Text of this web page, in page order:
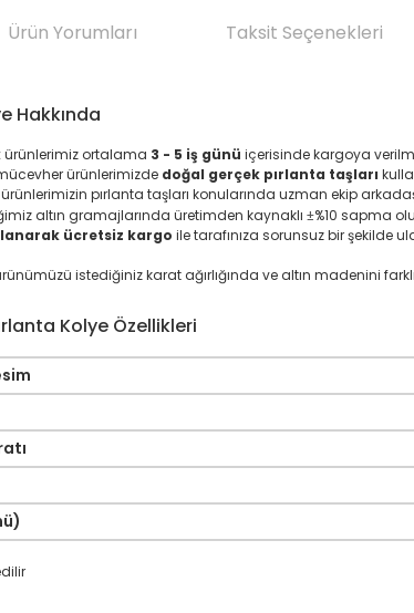
Ürün Yorumları Taksit Seçenekleri
Hakkında
ürünlerimiz ortalama 3 - 5 iş günü içerisinde kargoya
ürünlerimizde doğal gerçek pırlanta taşları
ürünlerimizin pırlanta taşları konularında uzman ekip
altın gramajlarında üretimden kaynaklı ±%10 sapma
ücretsiz kargo ile tarafınıza sorunsuz bir şekilde
istediğiniz karat ağırlığında ve altın madenini
Kolye Özellikleri